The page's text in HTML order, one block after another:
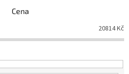
Cena
20814Kč